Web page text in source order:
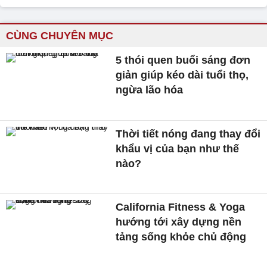
CÙNG CHUYÊN MỤC
5 thói quen buổi sáng đơn
giản giúp kéo dài tuổi thọ,
ngừa lão hóa
Thời tiết nóng đang thay đổi
khẩu vị của bạn như thế
nào?
California Fitness & Yoga
hướng tới xây dựng nền
tảng sống khỏe chủ động